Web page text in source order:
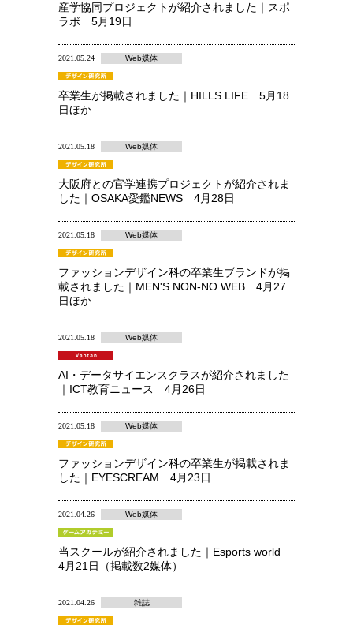
産学協同プロジェクトが紹介されました｜スポ
ラボ 5月19日
2021.05.24 Web媒体
卒業生が掲載されました｜HILLS LIFE 5月18
日ほか
2021.05.18 Web媒体
大阪府との官学連携プロジェクトが紹介されま
した｜OSAKA愛鑑NEWS 4月28日
2021.05.18 Web媒体
ファッションデザイン科の卒業生ブランドが掲
載されました｜MEN'S NON-NO WEB 4月27
日ほか
2021.05.18 Web媒体
AI・データサイエンスクラスが紹介されました
｜ICT教育ニュース 4月26日
2021.05.18 Web媒体
ファッションデザイン科の卒業生が掲載されま
した｜EYESCREAM 4月23日
2021.04.26 Web媒体
当スクールが紹介されました｜Esports world
4月21日（掲載数2媒体）
2021.04.26 雑誌